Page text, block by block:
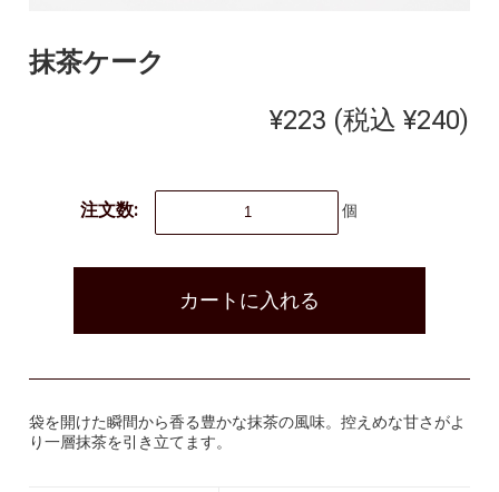
抹茶ケーク
¥223 (税込 ¥240)
注文数: 個
カートに入れる
袋を開けた瞬間から香る豊かな抹茶の風味。控えめな甘さがよ
り一層抹茶を引き立てます。